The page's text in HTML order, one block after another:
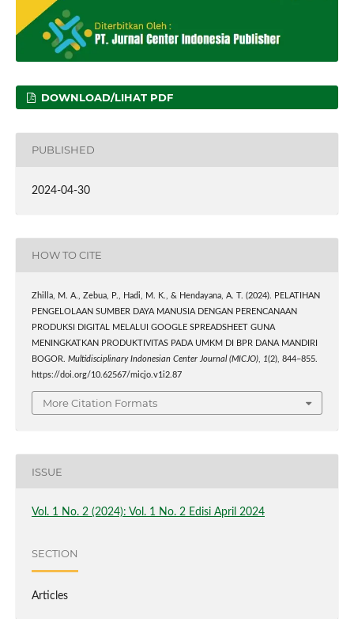
DOWNLOAD/LIHAT PDF
PUBLISHED
2024-04-30
HOW TO CITE
Zhilla, M. A., Zebua, P., Hadi, M. K., & Hendayana, A. T. (2024). PELATIHAN
PENGELOLAAN SUMBER DAYA MANUSIA DENGAN PERENCANAAN
PRODUKSI DIGITAL MELALUI GOOGLE SPREADSHEET GUNA
MENINGKATKAN PRODUKTIVITAS PADA UMKM DI BPR DANA MANDIRI
BOGOR. Multidisciplinary Indonesian Center Journal (MICJO), 1(2), 844–855.
https://doi.org/10.62567/micjo.v1i2.87
More Citation Formats
ISSUE
Vol. 1 No. 2 (2024): Vol. 1 No. 2 Edisi April 2024
SECTION
Articles